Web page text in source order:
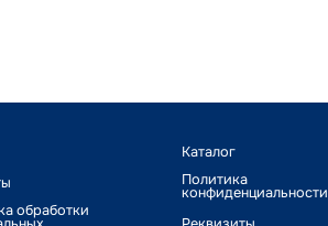
обработки
Каталог
Политика
конфиденциальности